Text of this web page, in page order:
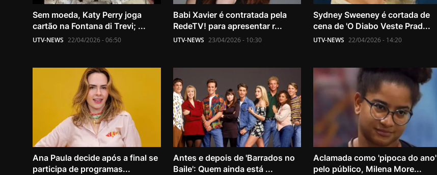
Sem moeda, Katy Perry joga
cartão na Fontana di Trevi; ...
UTV-NEWS 22/04/2026 - 06:50
Babi Xavier é contratada pela
RedeTV! para apresentar r...
UTV-NEWS 23/04/2026 - 10:30
Sydney Sweeney é cortada de
cena de 'O Diabo Veste Prad...
UTV-NEWS 22/04/2026 - 14:20
Ana Paula decide após a final se
participa de programas...
Antes e depois de 'Barrados no
Baile': Quem ainda está ...
Aclamada como 'pipoca do ano'
pelo público, Milena More...